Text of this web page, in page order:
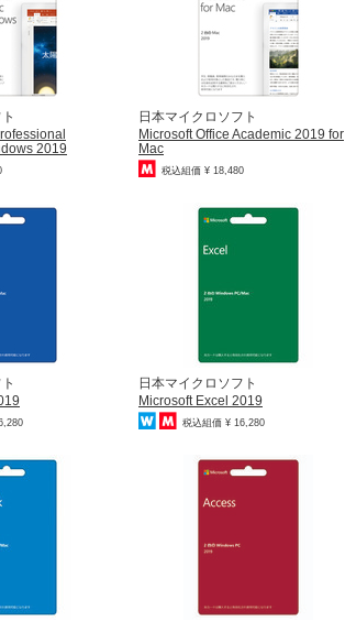
2019
日本マイクロソフト
Microsoft Office Academic 2019 for
Mac
税込組価 ¥ 18,480
日本マイクロソフト
Microsoft Excel 2019
税込組価 ¥ 16,280